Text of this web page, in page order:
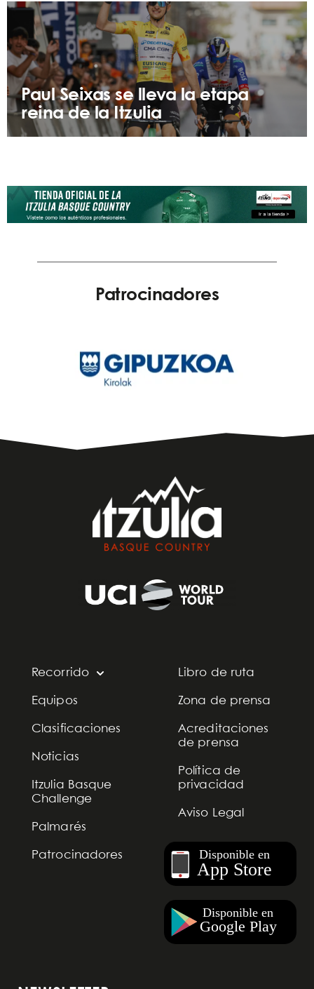
Paul Seixas se lleva la etapa
reina de la Itzulia
Patrocinadores
Recorrido
Equipos
Clasificaciones
Noticias
Itzulia Basque
Challenge
Palmarés
Patrocinadores
Libro de ruta
Zona de prensa
Acreditaciones
de prensa
Política de
privacidad
Aviso Legal